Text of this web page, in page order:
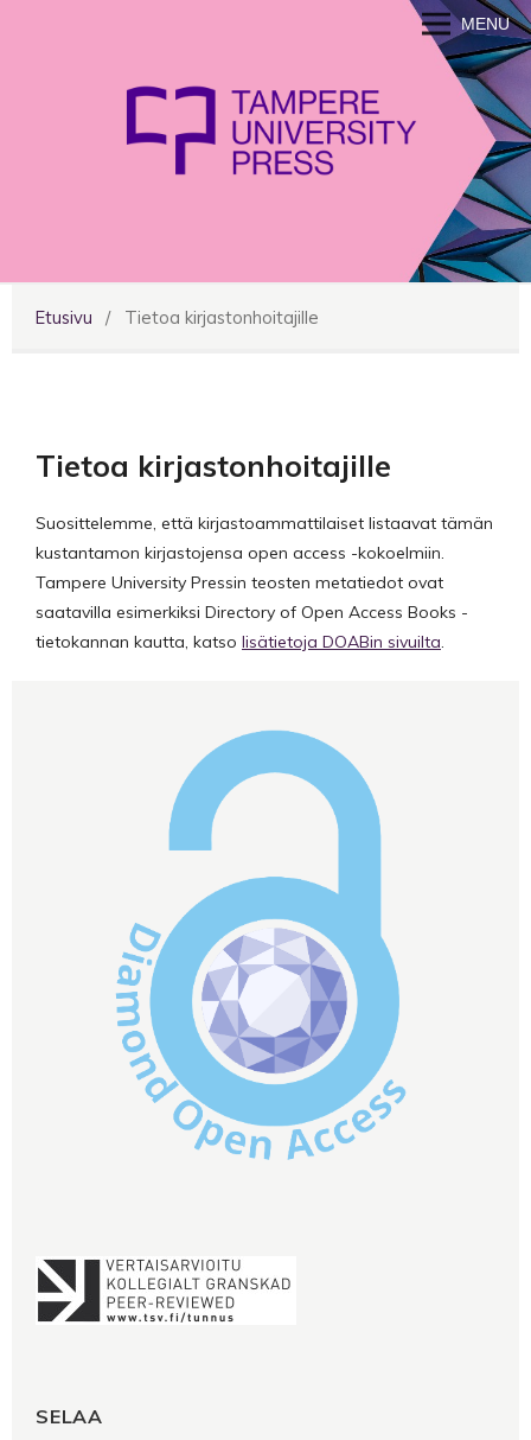
MENU
Etusivu / Tietoa kirjastonhoitajille
Tietoa kirjastonhoitajille
Suosittelemme, että kirjastoammattilaiset listaavat tämän
kustantamon kirjastojensa open access -kokoelmiin.
Tampere University Pressin teosten metatiedot ovat
saatavilla esimerkiksi Directory of Open Access Books -
tietokannan kautta, katso lisätietoja DOABin sivuilta.
SELAA